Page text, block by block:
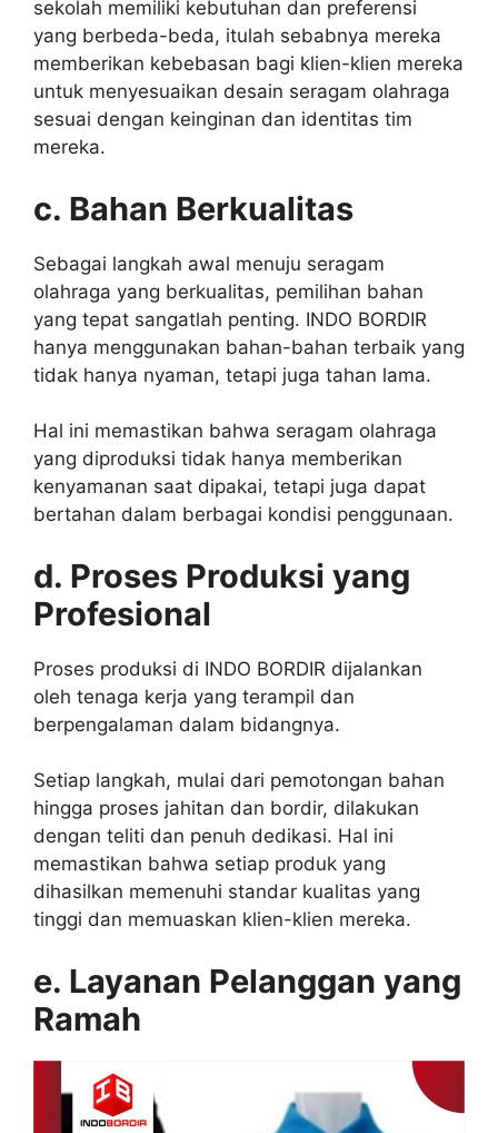
sekolah memiliki kebutuhan dan preferensi
yang berbeda-beda, itulah sebabnya mereka
memberikan kebebasan bagi klien-klien mereka
untuk menyesuaikan desain seragam olahraga
sesuai dengan keinginan dan identitas tim
mereka.
c. Bahan Berkualitas
Sebagai langkah awal menuju seragam
olahraga yang berkualitas, pemilihan bahan
yang tepat sangatlah penting. INDO BORDIR
hanya menggunakan bahan-bahan terbaik yang
tidak hanya nyaman, tetapi juga tahan lama.
Hal ini memastikan bahwa seragam olahraga
yang diproduksi tidak hanya memberikan
kenyamanan saat dipakai, tetapi juga dapat
bertahan dalam berbagai kondisi penggunaan.
d. Proses Produksi yang
Profesional
Proses produksi di INDO BORDIR dijalankan
oleh tenaga kerja yang terampil dan
berpengalaman dalam bidangnya.
Setiap langkah, mulai dari pemotongan bahan
hingga proses jahitan dan bordir, dilakukan
dengan teliti dan penuh dedikasi. Hal ini
memastikan bahwa setiap produk yang
dihasilkan memenuhi standar kualitas yang
tinggi dan memuaskan klien-klien mereka.
e. Layanan Pelanggan yang
Ramah